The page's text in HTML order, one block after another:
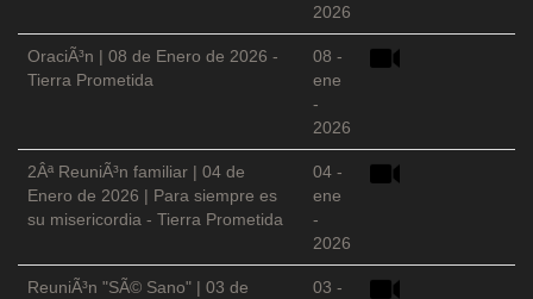
2026
OraciÃ³n | 08 de Enero de 2026 -
Tierra Prometida
08 -
ene
-
2026
2Âª ReuniÃ³n familiar | 04 de
Enero de 2026 | Para siempre es
su misericordia - Tierra Prometida
04 -
ene
-
2026
ReuniÃ³n "SÃ© Sano" | 03 de
03 -